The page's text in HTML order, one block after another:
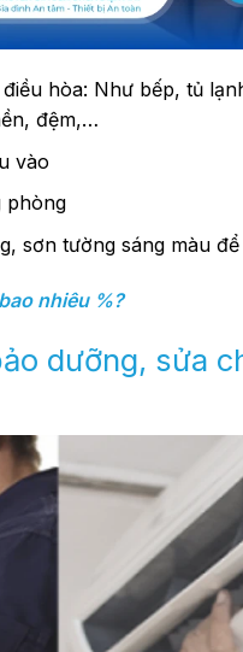
hòa: Như bếp, tủ
đệm,…
vào
phòng
sơn tường sáng màu
nhiêu %?
dưỡng, sửa